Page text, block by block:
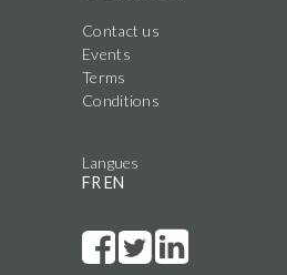
Contact us
Events
Terms
Conditions
Langues
FR EN